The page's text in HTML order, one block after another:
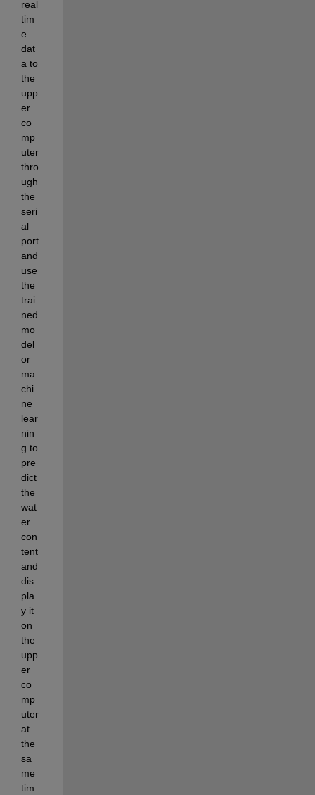
real
tim
e
dat
a to
the
upp
er
co
mp
uter
thro
ugh
the
seri
al
port
and
use
the
trai
ned
mo
del
or
ma
chi
ne
lear
nin
g to
pre
dict
the
wat
er
con
tent
and
dis
pla
y it
on
the
upp
er
co
mp
uter
at
the
sa
me
tim